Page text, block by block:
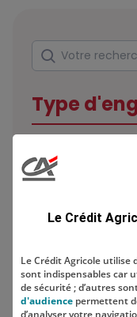
Rechercher
Votre recherche
Type
Le Crédit
Le Crédit Agricole utilise
sont indispensables car
de sécurité ; d’autres
d'audience permettent
d’analyser votre